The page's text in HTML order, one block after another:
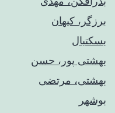
برزگر، کیهان
بسکتبال
بهشتی پور، حسن
بهشتی، مرتضی
بوشهر